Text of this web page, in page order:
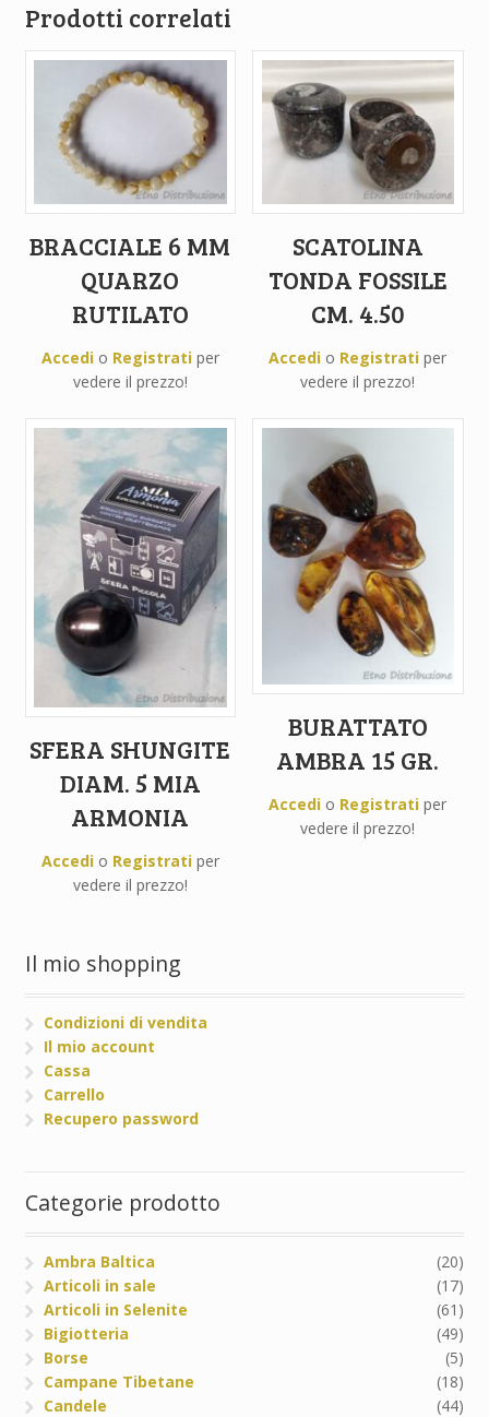
Prodotti correlati
BRACCIALE 6 MM
QUARZO
RUTILATO
Accedio Registratiper
vedere il prezzo!
SCATOLINA
TONDA FOSSILE
CM. 4.50
Accedi o Registrati per
vedere il prezzo!
SFERA SHUNGITE
DIAM. 5 MIA
ARMONIA
Accedio Registratiper
vedere il prezzo!
BURATTATO
AMBRA 15 GR.
Accedi o Registrati per
vedere il prezzo!
Il mio shopping
Condizioni di vendita
Il mio account
Cassa
Carrello
Recupero password
Categorie prodotto
Ambra Baltica
(20)
Articoli in sale
(17)
Articoli in Selenite
(61)
Bigiotteria
(49)
Borse
(5)
Campane Tibetane
(18)
Candele
(44)